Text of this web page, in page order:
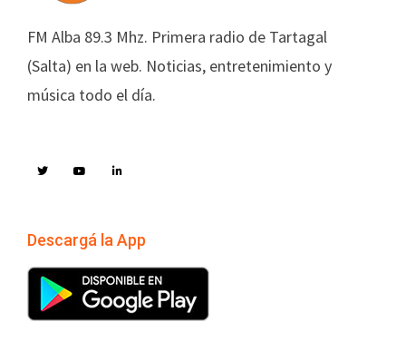
FM Alba 89.3 Mhz. Primera radio de Tartagal
(Salta) en la web. Noticias, entretenimiento y
música todo el día.
Descargá la App